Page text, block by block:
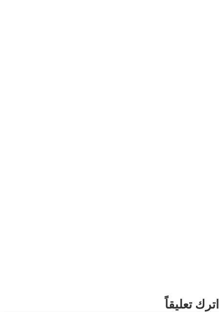
اترك تعليقاً